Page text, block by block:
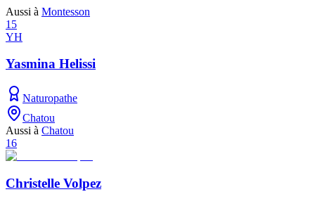
Aussi à Montesson
15
YH
Yasmina Helissi
Naturopathe
Chatou
Aussi à Chatou
16
Christelle Volpez